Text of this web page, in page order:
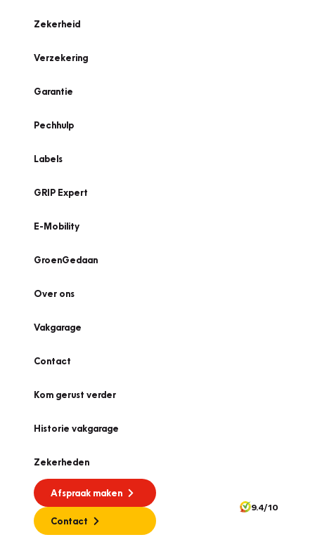
Zekerheid
Verzekering
Garantie
Pechhulp
Labels
GRIP Expert
E-Mobility
GroenGedaan
Over ons
Vakgarage
Contact
Kom gerust verder
Historie vakgarage
Zekerheden
Afspraak maken
Contact
9.4/10